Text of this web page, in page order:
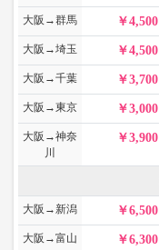
大阪→群馬 4,500
大阪→埼玉 4,500
大阪→千葉 3,700
大阪→東京 3,000
大阪→神奈
川
3,900
大阪→新潟 6,500
大阪→富山 6,300